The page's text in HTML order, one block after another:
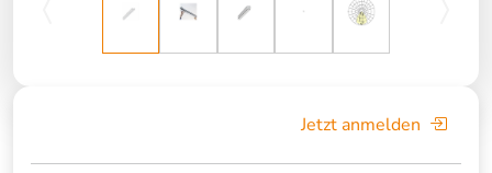
Jetzt anmelden